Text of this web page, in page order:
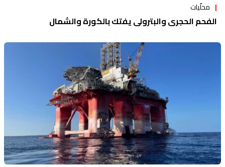
محلّيات
الفحم الحجري والبترولي يفتك بالكورة والشمال